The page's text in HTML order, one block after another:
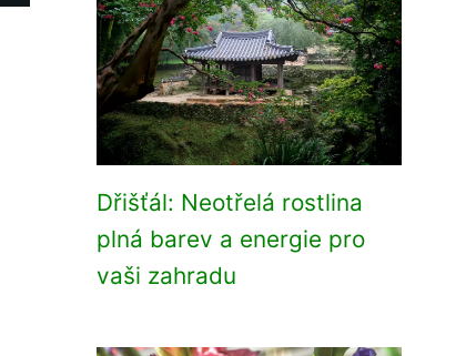
Dřišťál: Neotřelá rostlina
plná barev a energie pro
vaši zahradu